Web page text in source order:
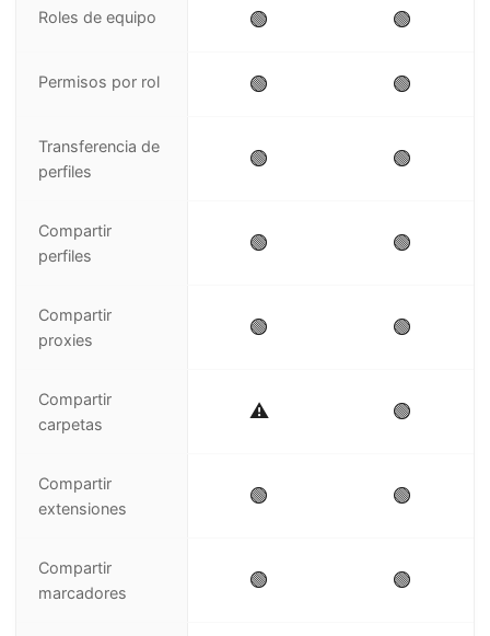
Roles de equipo 🟢 🟢
Permisos por rol 🟢 🟢
Transferencia de
perfiles
🟢 🟢
Compartir
perfiles
🟢 🟢
Compartir
proxies
🟢 🟢
Compartir
carpetas
⚠️ 🟢
Compartir
extensiones
🟢 🟢
Compartir
marcadores
🟢 🟢